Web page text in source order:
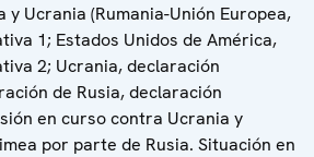
Ucrania (Rumania-Unión Europea,
1; Estados Unidos de América,
2; Ucrania, declaración
de Rusia, declaración
en curso contra Ucrania y
por parte de Rusia. Situación en